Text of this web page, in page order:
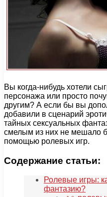
Вы когда-нибудь хотели
персонажа или просто
другим? А если бы вы
добавили в сценарий
тайных сексуальных
смелым из них не мешало
помощью ролевых игр.
Содержание статьи:
Ролевые игры:
фантазию?